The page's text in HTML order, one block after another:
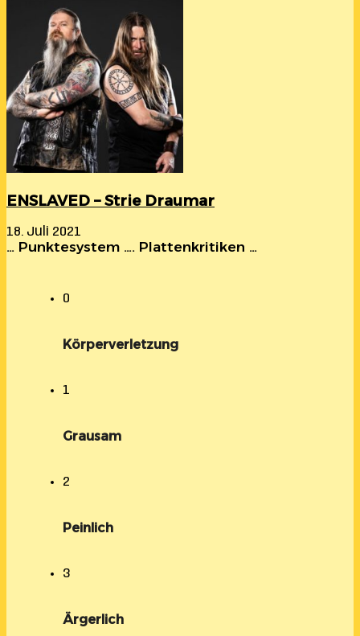
ENSLAVED – Strie Draumar
18. Juli 2021
… Punktesystem …. Plattenkritiken …
0
Körperverletzung
1
Grausam
2
Peinlich
3
Ärgerlich